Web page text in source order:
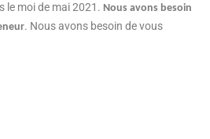
le moi de mai 2021. Nous avons besoin
. Nous avons besoin de vous